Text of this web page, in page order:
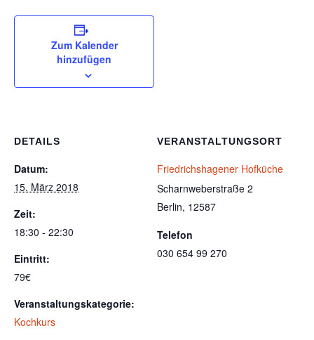
Zum Kalender
hinzufügen
DETAILS
Datum:
15. März 2018
Zeit:
18:30 - 22:30
Eintritt:
79€
Veranstaltungskategorie:
Kochkurs
VERANSTALTUNGSORT
Friedrichshagener Hofküche
Scharnweberstraße 2
Berlin, 12587
Telefon
030 654 99 270